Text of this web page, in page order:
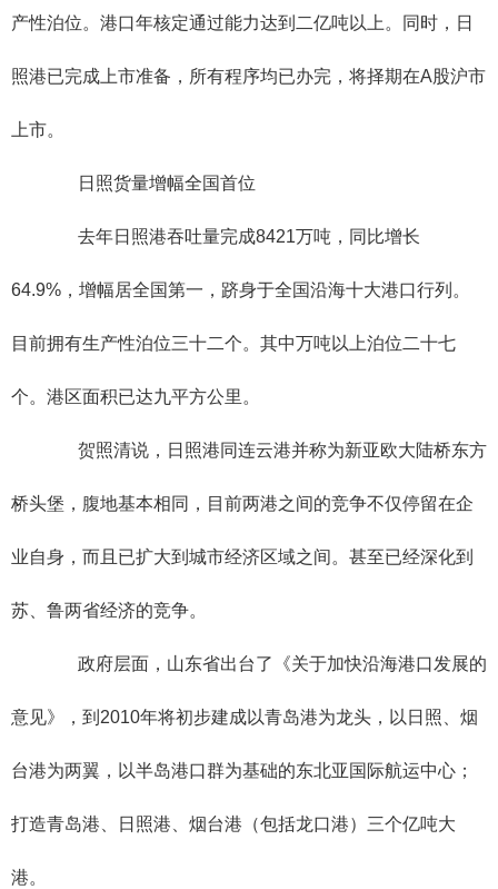
产性泊位。港口年核定通过能力达到二亿吨以上。同时，日
照港已完成上市准备，所有程序均已办完，将择期在A股沪市
上市。
日照货量增幅全国首位
去年日照港吞吐量完成8421万吨，同比增长
64.9%，增幅居全国第一，跻身于全国沿海十大港口行列。
目前拥有生产性泊位三十二个。其中万吨以上泊位二十七
个。港区面积已达九平方公里。
贺照清说，日照港同连云港并称为新亚欧大陆桥东方
桥头堡，腹地基本相同，目前两港之间的竞争不仅停留在企
业自身，而且已扩大到城市经济区域之间。甚至已经深化到
苏、鲁两省经济的竞争。
政府层面，山东省出台了《关于加快沿海港口发展的
意见》，到2010年将初步建成以青岛港为龙头，以日照、烟
台港为两翼，以半岛港口群为基础的东北亚国际航运中心；
打造青岛港、日照港、烟台港（包括龙口港）三个亿吨大
港。